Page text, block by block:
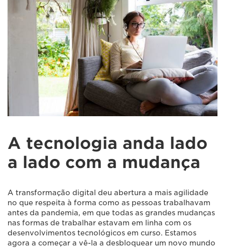
A tecnologia anda lado
a lado com a mudança
A transformação digital deu abertura a mais agilidade
no que respeita à forma como as pessoas trabalhavam
antes da pandemia, em que todas as grandes mudanças
nas formas de trabalhar estavam em linha com os
desenvolvimentos tecnológicos em curso. Estamos
agora a começar a vê-la a desbloquear um novo mundo